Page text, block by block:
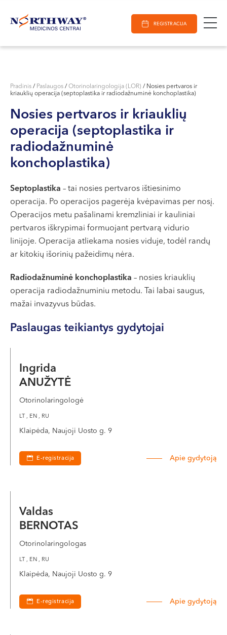
Darbo laikas
Darbo laikas:
I-V 07:30 - 20:30
VI 09:00 - 15:00
VII --
Kaunas
Miško g. 25A
Darbo laikas:
I-V 08:00 - 20:00
VI 09:00 - 15:00
VII --
Klaipėda
Darbo laikas:
I-V 08:00 - 20:00
VI, VII --
Naujoji Uosto g. 9
VI 09:00 - 15:00
VII --
J. Basanavičiaus g. 80
Darbo laikas:
VI, VII --
Paieška REGISTRACIJA
E-Registracija
Pradinis / Paslaugos / Otorinolaringologija (LOR) / Nosies pertvaros ir
kriauklių operacija (septoplastika ir radiodažnuminė konchoplastika)
Nosies pertvaros ir kriauklių
operacija (septoplastika ir
radiodažnuminė
konchoplastika)
Septoplastika – tai nosies pertvaros ištiesinimo
operacija. Po operacijos pagerėja kvėpavimas per nosį.
Operacijos metu pašalinami kremzliniai ir kauliniai
pertvaros iškrypimai formuojant pertvarą vidurio
linijoje. Operacija atliekama nosies viduje, todėl randų
ar kitokių išorinių pažeidimų nėra.
Radiodažnuminė konchoplastika – nosies kriauklių
operacija radiodažnuminiu metodu. Tai labai saugus,
mažai invazyvus būdas.
Paslaugas teikiantys gydytojai
Ingrida
ANUŽYTĖ
Otorinolaringologė
LT , EN , RU
Klaipėda, Naujoji Uosto g. 9
E-registracija Apie gydytoją
Valdas
BERNOTAS
Otorinolaringologas
LT , EN , RU
Klaipėda, Naujoji Uosto g. 9
E-registracija Apie gydytoją